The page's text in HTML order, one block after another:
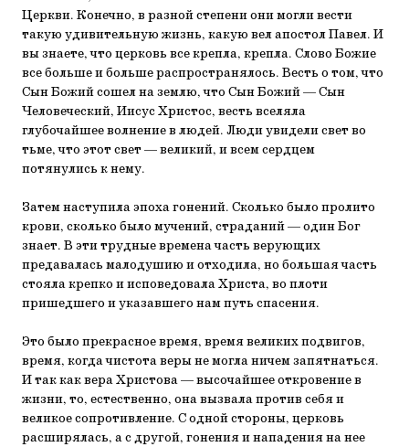
Церкви. Конечно, в разной степени они могли вести
такую удивительную жизнь, какую вел апостол Павел. И
вы знаете, что церковь все крепла, крепла. Слово Божие
все больше и больше распространялось. Весть о том, что
Сын Божий сошел на землю, что Сын Божий — Сын
Человеческий, Иисус Христос, весть вселяла
глубочайшее волнение в людей. Люди увидели свет во
тьме, что этот свет — великий, и всем сердцем
потянулись к нему.
Затем наступила эпоха гонений. Сколько было пролито
крови, сколько было мучений, страданий — один Бог
знает. В эти трудные времена часть верующих
предавалась малодушию и отходила, но большая часть
стояла крепко и исповедовала Христа, во плоти
пришедшего и указавшего нам путь спасения.
Это было прекрасное время, время великих подвигов,
время, когда чистота веры не могла ничем запятнаться.
И так как вера Христова — высочайшее откровение в
жизни, то, естественно, она вызвала против себя и
великое сопротивление. С одной стороны, церковь
расширялась, а с другой, гонения и нападения на нее